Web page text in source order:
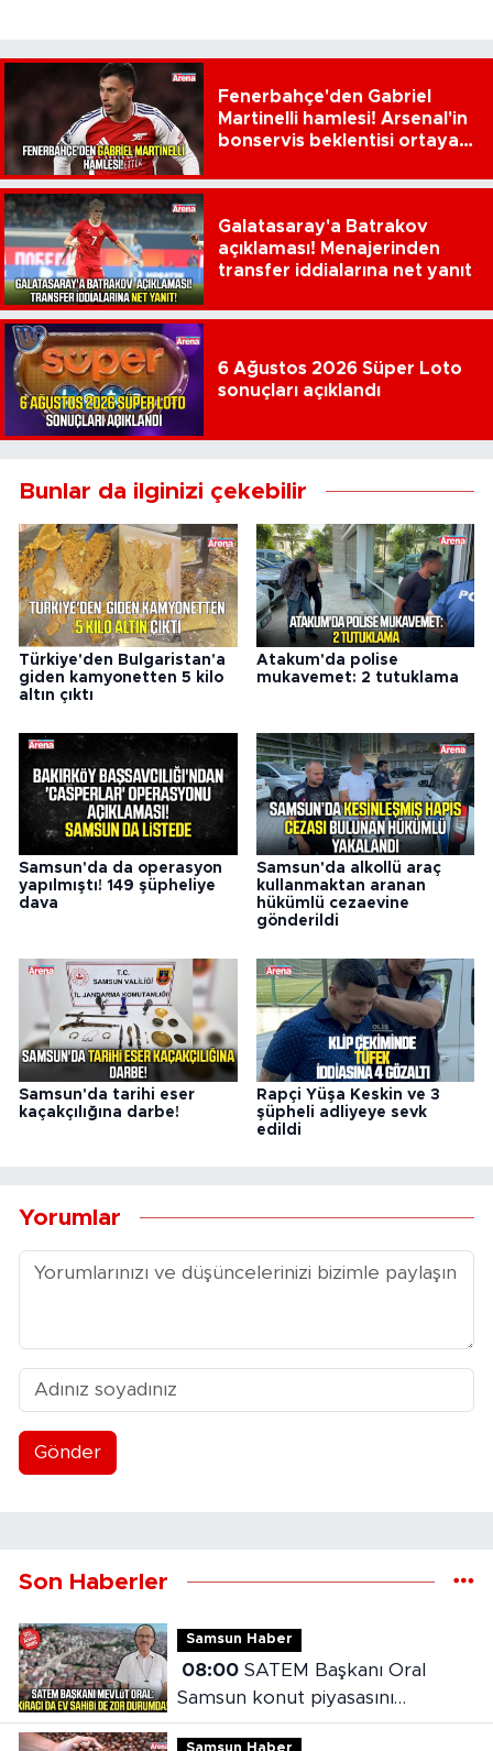
Fenerbahçe'den Gabriel
Martinelli hamlesi! Arsenal'in
bonservis beklentisi ortaya
Galatasaray'a Batrakov
açıklaması! Menajerinden
transfer iddialarına net yanıt
6 Ağustos 2026 Süper Loto
sonuçları açıklandı
Bunlar da ilginizi çekebilir
Türkiye'den Bulgaristan'a
giden kamyonetten 5 kilo
altın çıktı
Atakum'da polise
mukavemet: 2 tutuklama
Samsun'da da operasyon
yapılmıştı! 149 şüpheliye
dava
Samsun'da alkollü araç
kullanmaktan aranan
hükümlü cezaevine
gönderildi
Samsun'da tarihi eser
kaçakçılığına darbe!
Rapçi Yüşa Keskin ve 3
şüpheli adliyeye sevk
edildi
Yorumlar
Gönder
Son Haberler
Samsun Haber
08:00SATEM Başkanı Oral
Samsun konut piyasasını
değerlendirdi